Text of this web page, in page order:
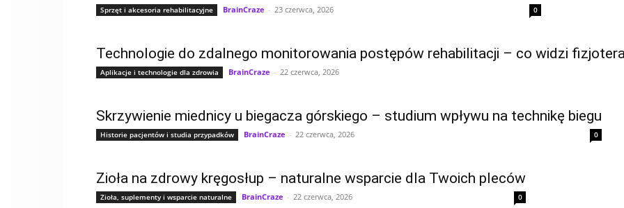
Sprzęt i akcesoria rehabilitacyjne BrainCraze - 23 czerwca, 2026 0
Technologie do zdalnego monitorowania postępów rehabilitacji – co widzi
Aplikacje i technologie dla zdrowia BrainCraze - 22 czerwca, 2026
Skrzywienie miednicy u biegacza górskiego – studium wpływu na technikę biegu
Historie pacjentów i studia przypadków BrainCraze - 22 czerwca, 2026 0
Zioła na zdrowy kręgosłup – naturalne wsparcie dla Twoich pleców
Zioła, suplementy i wsparcie naturalne BrainCraze - 22 czerwca, 2026 0